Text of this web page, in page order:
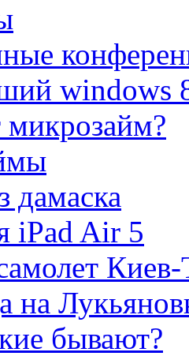
windows
микрозайм?
дамаска
iPad Air 5
на
бывают?